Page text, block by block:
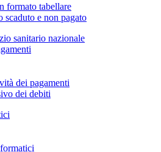
formato tabellare
scaduto e non pagato
sanitario nazionale
dei pagamenti
dei debiti